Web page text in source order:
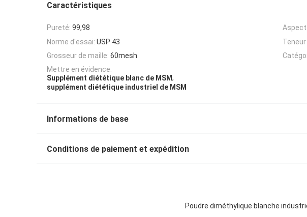
Caractéristiques
Pureté: 99,98 Aspect:
Norme d'essai: USP 43 Teneur
Grosseur de maille: 60mesh
Mettre en évidence:
Supplément diététique blanc de MSM,
supplément diététique industriel de MSM
Informations de base
Conditions de paiement et expédition
Poudre diméthylique blanche